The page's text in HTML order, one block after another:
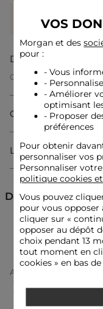
25
Connectez-vous
Description
Ce t-shirt droit
dentelle raffinée. Les
ajoutent un détail
l'ensemble avec
harmonieusement à
moderne et accessible.
Coupe droite
Col rond
Manches courtes
Broderie
Dentelle
Idées look
Le t-shirt en
escarpins pour une
Ce haut délicat peut
Composition &
Livraison & Retour
Découvrez aussi
T-shirts
Accueil
T-Shirt Dentelle
VOS
Morgan et des
pour :
- Vous
-
- Améliorer
optimisant
- Proposer
préférences
Pour obtenir
personnaliser vos
Personnaliser
politique cookies
Vous pouvez
pour vous opposer
cliquer sur «
opposer au dépôt
choix pendant 13
tout moment en
cookies » en bas